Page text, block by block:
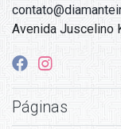
Avenida Juscelino
Páginas